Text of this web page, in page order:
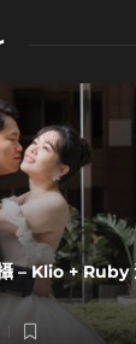
– Klio + Ruby